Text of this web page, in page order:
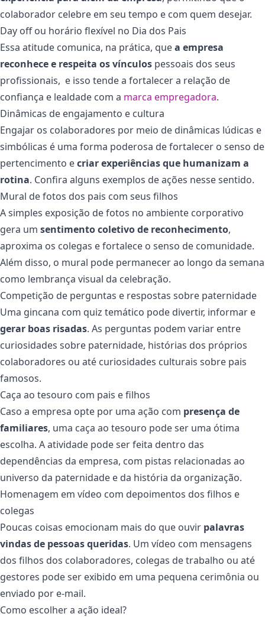
colaborador celebre em seu tempo e com quem desejar.
Day off ou horário flexível no Dia dos Pais
Essa atitude comunica, na prática, quea empresa
reconhece e respeita os vínculos pessoais dos seus
profissionais, e isso tende a fortalecer a relação de
confiança e lealdade com a marca empregadora.
Dinâmicas de engajamento e cultura
Engajar os colaboradores por meio de dinâmicas lúdicas e
simbólicas é uma forma poderosa de fortalecer o senso de
pertencimento ecriar experiências que humanizam a
rotina. Confira alguns exemplos de ações nesse sentido.
Mural de fotos dos pais com seus filhos
A simples exposição de fotos no ambiente corporativo
gera um sentimento coletivo de reconhecimento,
aproxima os colegas e fortalece o senso de comunidade.
Além disso, o mural pode permanecer ao longo da semana
como lembrança visual da celebração.
Competição de perguntas e respostas sobre paternidade
Uma gincana com quiz temático pode divertir, informar e
gerar boas risadas. As perguntas podem variar entre
curiosidades sobre paternidade, histórias dos próprios
colaboradores ou até curiosidades culturais sobre pais
famosos.
Caça ao tesouro com pais e filhos
Caso a empresa opte por uma ação com presença de
familiares, uma caça ao tesouro pode ser uma ótima
escolha. A atividade pode ser feita dentro das
dependências da empresa, com pistas relacionadas ao
universo da paternidade e da história da organização.
Homenagem em vídeo com depoimentos dos filhos e
colegas
Poucas coisas emocionam mais do que ouvir palavras
vindas de pessoas queridas. Um vídeo com mensagens
dos filhos dos colaboradores, colegas de trabalho ou até
gestores pode ser exibido em uma pequena cerimônia ou
enviado por e-mail.
Como escolher a ação ideal?